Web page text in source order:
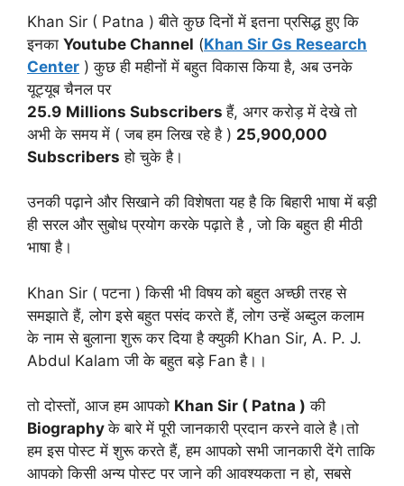
Khan Sir ( Patna ) बीते कुछ दिनों में इतना प्रसिद्ध हुए कि
इनका Youtube Channel (Khan Sir Gs Research
Center ) कुछ ही महीनों में बहुत विकास किया है, अब उनके
यूट्यूब चैनल पर
25.9 Millions Subscribersहैं, अगर करोड़ में देखे तो
अभी के समय में ( जब हम लिख रहे है ) 25,900,000
Subscribers हो चुके है।
उनकी पढ़ाने और सिखाने की विशेषता यह है कि बिहारी भाषा में बड़ी
ही सरल और सुबोध प्रयोग करके पढ़ाते है , जो कि बहुत ही मीठी
भाषा है।
Khan Sir ( पटना ) किसी भी विषय को बहुत अच्छी तरह से
समझाते हैं, लोग इसे बहुत पसंद करते हैं, लोग उन्हें अब्दुल कलाम
के नाम से बुलाना शुरू कर दिया है क्युकी Khan Sir, A. P. J.
Abdul Kalam जी के बहुत बड़े Fan है।।
तो दोस्तों, आज हम आपको Khan Sir ( Patna ) की
Biographyके बारे में पूरी जानकारी प्रदान करने वाले है।तो
हम इस पोस्ट में शुरू करते हैं, हम आपको सभी जानकारी देंगे ताकि
आपको किसी अन्य पोस्ट पर जाने की आवश्यकता न हो, सबसे